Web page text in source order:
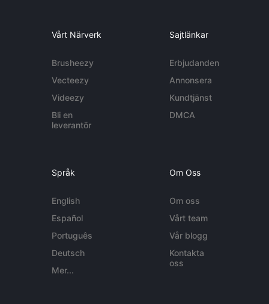
Vårt Närverk
Brusheezy
Vecteezy
Videezy
Bli en
leverantör
Sajtlänkar
Erbjudanden
Annonsera
Kundtjänst
DMCA
Språk
English
Español
Português
Deutsch
Mer...
Om Oss
Om oss
Vårt team
Vår blogg
Kontakta
oss